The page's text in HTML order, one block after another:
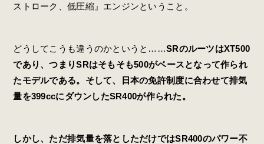
ストローク、低圧縮』エンジンということ。
どうしてこうも違うのかというと……SRのルーツはXT500
であり、つまりSRはそもそも500がベースとなって作られ
たモデルである。そして、日本の免許制度に合わせて排気
量を399ccにダウンしたSR400が作られた。
しかし、ただ排気量を落としただけではSR400のパワー不